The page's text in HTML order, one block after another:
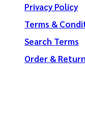
Privacy Policy
Terms &
Search Terms
Order & Return